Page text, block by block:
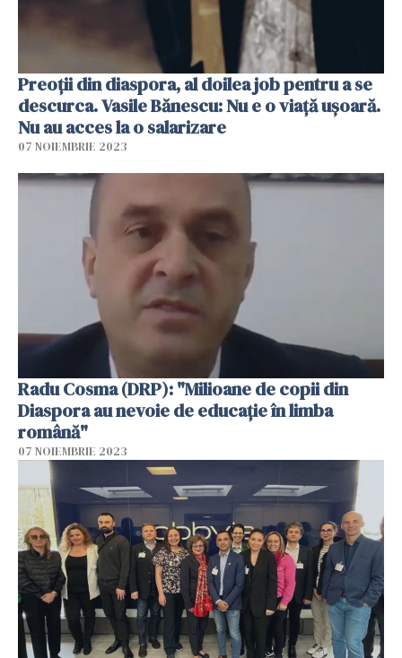
Preoții din diaspora, al doilea job pentru a se
descurca. Vasile Bănescu: Nu e o viață ușoară.
Nu au acces la o salarizare
07 NOIEMBRIE 2023
Radu Cosma (DRP): "Milioane de copii din
Diaspora au nevoie de educație în limba
română"
07 NOIEMBRIE 2023